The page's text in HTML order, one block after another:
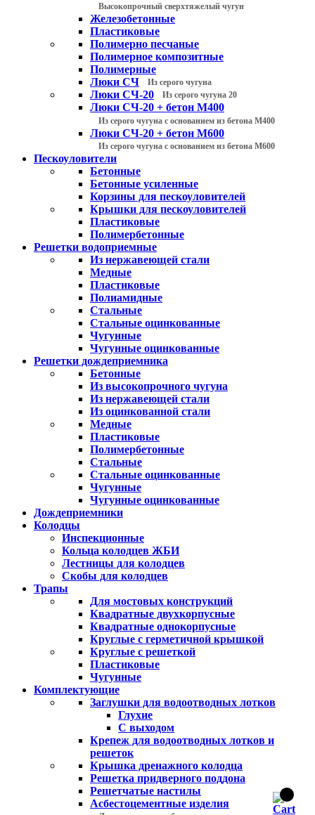
Высокопрочный сверхтяжелый чугун
Железобетонные
Пластиковые
Полимерно песчаные
Полимерное композитные
Полимерные
Люки СЧ
Из серого чугуна
Люки СЧ-20 Из серого чугуна 20
Люки СЧ-20 + бетон М400
Из серого чугуна с основанием из бетона М400
Люки СЧ-20 + бетон М600
Из серого чугуна с основанием из бетона М600
Пескоуловители
Бетонные
Бетонные усиленные
Корзины для пескоуловителей
Крышки для пескоуловителей
Пластиковые
Полимербетонные
Решетки водоприемные
Из нержавеющей стали
Медные
Пластиковые
Полиамидные
Стальные
Стальные оцинкованные
Чугунные
Чугунные оцинкованные
Решетки дождеприемника
Бетонные
Из высокопрочного чугуна
Из нержавеющей стали
Из оцинкованной стали
Медные
Пластиковые
Полимербетонные
Стальные
Стальные оцинкованные
Чугунные
Чугунные оцинкованные
Дождеприемники
Колодцы
Инспекционные
Кольца колодцев ЖБИ
Лестницы для колодцев
Скобы для колодцев
Трапы
Для мостовых конструкций
Квадратные двухкорпусные
Квадратные однокорпусные
Круглые с герметичной крышкой
Круглые с решеткой
Пластиковые
Чугунные
Комплектующие
Заглушки для водоотводных лотков
Глухие
С выходом
Крепеж для водоотводных лотков и
решеток
Крышка дренажного колодца
Решетка придверного поддона
Решетчатые настилы
Асбестоцементные изделия